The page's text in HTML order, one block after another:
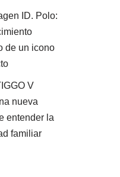
ID. Polo:
de un icono
V
nueva
entender la
familiar